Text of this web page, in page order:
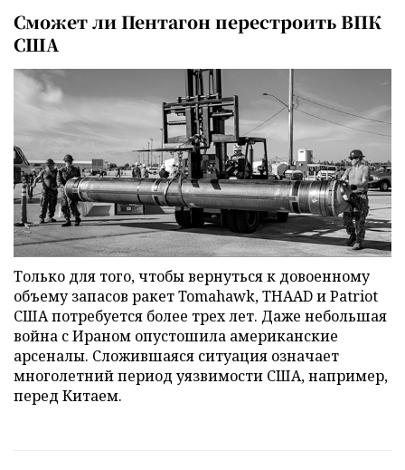
Сможет ли Пентагон перестроить ВПК
США
Только для того, чтобы вернуться к довоенному
объему запасов ракет Tomahawk, THAAD и Patriot
США потребуется более трех лет. Даже небольшая
война с Ираном опустошила американские
арсеналы. Сложившаяся ситуация означает
многолетний период уязвимости США, например,
перед Китаем.